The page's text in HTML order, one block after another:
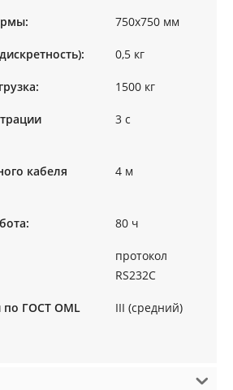
750х750 мм
0,5 кг
1500 кг
3 с
кабеля
4 м
80 ч
протокол
RS232C
по ГОСТ OML
III (средний)